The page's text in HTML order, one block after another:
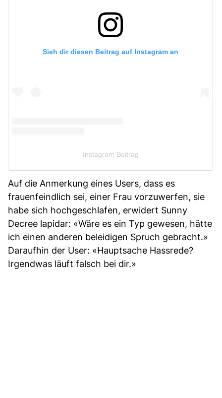
Sieh dir diesen Beitrag auf Instagram an
Instagram Beitrag
Auf die Anmerkung eines Users, dass es
frauenfeindlich sei, einer Frau vorzuwerfen, sie
habe sich hochgeschlafen, erwidert Sunny
Decree lapidar: «Wäre es ein Typ gewesen, hätte
ich einen anderen beleidigen Spruch gebracht.»
Daraufhin der User: «Hauptsache Hassrede?
Irgendwas läuft falsch bei dir.»